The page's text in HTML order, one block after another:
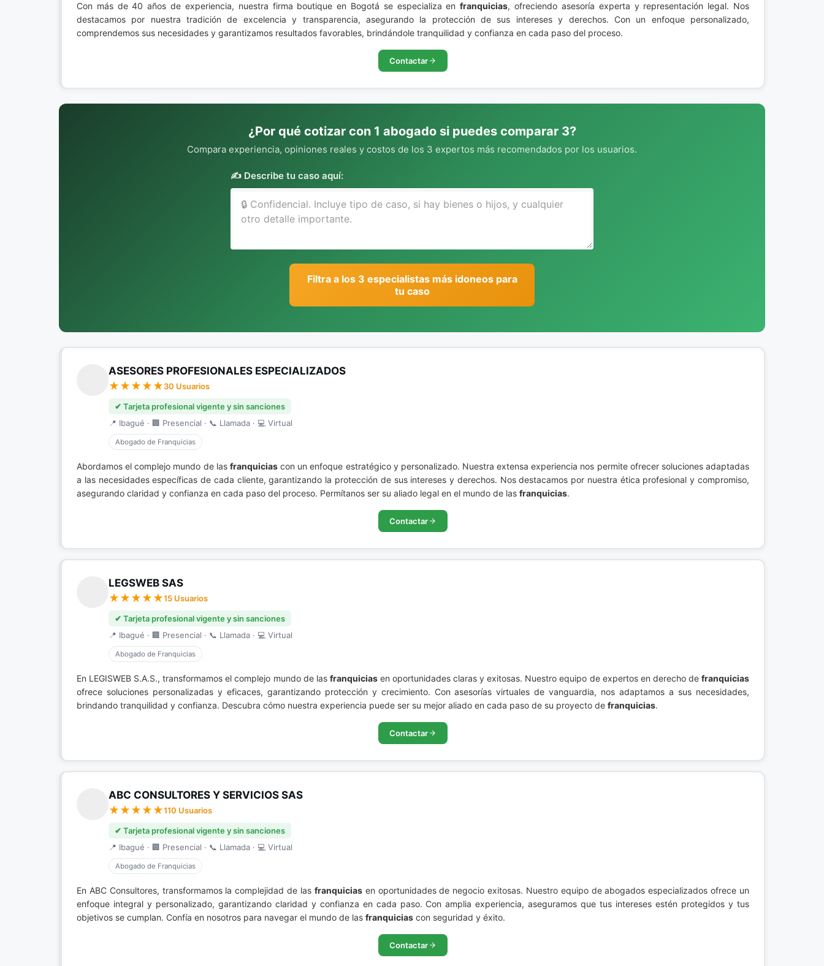
Con más de 40 años de experiencia, nuestra firma boutique en Bogotá se especializa enfranquicias, ofreciendo asesoría experta y representación legal. Nos
destacamos por nuestra tradición de excelencia y transparencia, asegurando la protección de sus intereses y derechos. Con un enfoque personalizado,
comprendemos sus necesidades y garantizamos resultados favorables, brindándole tranquilidad y confianza en cada paso del proceso.
Contactar
¿Por qué cotizar con 1 abogado si puedes comparar 3?
Compara experiencia, opiniones reales y costos de los 3 expertos más recomendados por los usuarios.
✍️ Describe tu caso aquí:
Filtra a los 3 especialistas más idoneos para
tu caso
ASESORES PROFESIONALES ESPECIALIZADOS
30 Usuarios
✔ Tarjeta profesional vigente y sin sanciones
📍 Ibagué · 🏢 Presencial · 📞 Llamada · 💻 Virtual
Abogado de Franquicias
Abordamos el complejo mundo de las franquiciascon un enfoque estratégico y personalizado. Nuestra extensa experiencia nos permite ofrecer soluciones adaptadas
a las necesidades específicas de cada cliente, garantizando la protección de sus intereses y derechos. Nos destacamos por nuestra ética profesional y compromiso,
asegurando claridad y confianza en cada paso del proceso. Permítanos ser su aliado legal en el mundo de las franquicias.
Contactar
LEGSWEB SAS
15 Usuarios
✔ Tarjeta profesional vigente y sin sanciones
📍 Ibagué · 🏢 Presencial · 📞 Llamada · 💻 Virtual
Abogado de Franquicias
En LEGISWEB S.A.S., transformamos el complejo mundo de las franquiciasen oportunidades claras y exitosas. Nuestro equipo de expertos en derecho defranquicias
ofrece soluciones personalizadas y eficaces, garantizando protección y crecimiento. Con asesorías virtuales de vanguardia, nos adaptamos a sus necesidades,
brindando tranquilidad y confianza. Descubra cómo nuestra experiencia puede ser su mejor aliado en cada paso de su proyecto de franquicias.
Contactar
ABC CONSULTORES Y SERVICIOS SAS
110 Usuarios
✔ Tarjeta profesional vigente y sin sanciones
📍 Ibagué · 🏢 Presencial · 📞 Llamada · 💻 Virtual
Abogado de Franquicias
En ABC Consultores, transformamos la complejidad de las franquiciasen oportunidades de negocio exitosas. Nuestro equipo de abogados especializados ofrece un
enfoque integral y personalizado, garantizando claridad y confianza en cada paso. Con amplia experiencia, aseguramos que tus intereses estén protegidos y tus
objetivos se cumplan. Confía en nosotros para navegar el mundo de las franquicias con seguridad y éxito.
Contactar